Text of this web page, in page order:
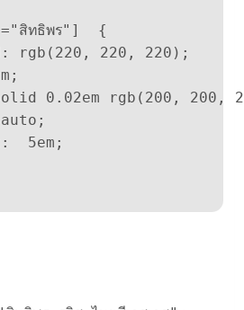
สิทธิพร"]  {
rgb(220, 220, 220);
0.02em rgb(200, 200,
5em;